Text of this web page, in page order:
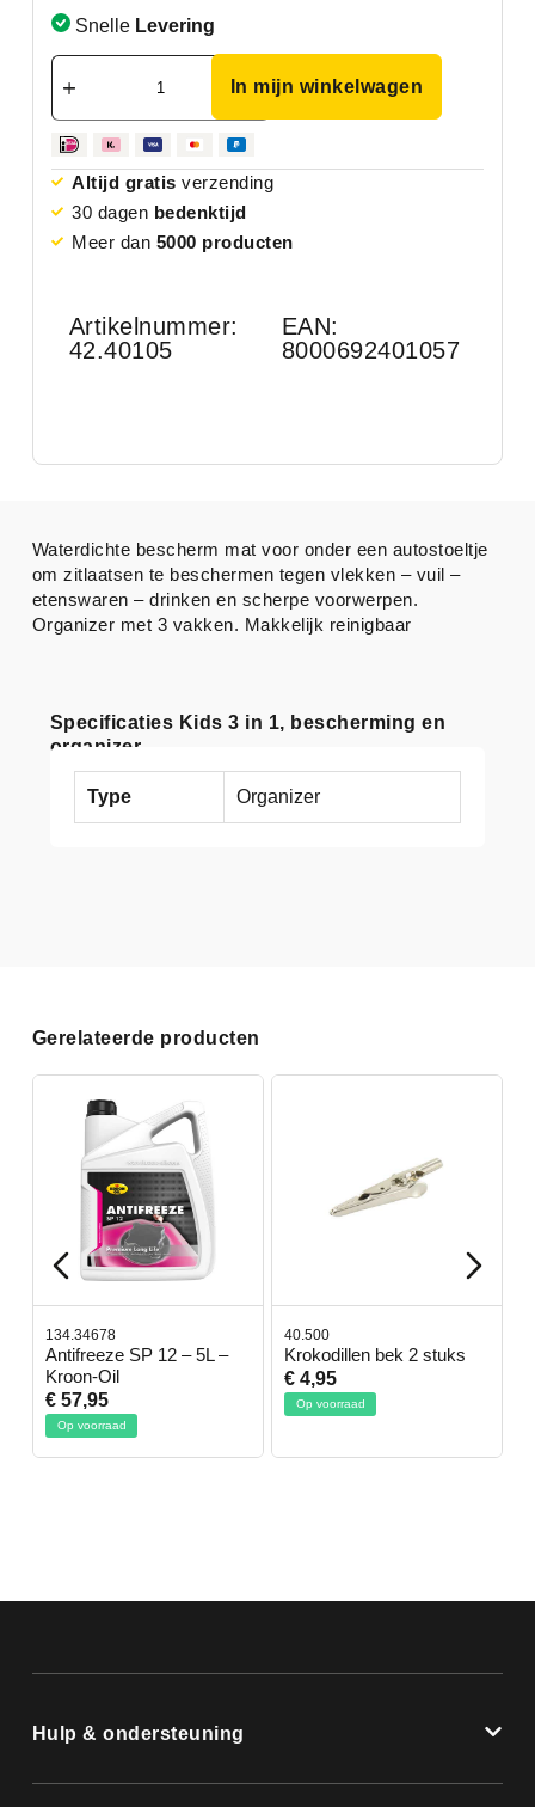
Snelle Levering
In mijn winkelwagen
Altijd gratis verzending
30 dagen bedenktijd
Meer dan 5000 producten
Artikelnummer:
42.40105
EAN:
8000692401057
Specificaties Kids 3 in 1, bescherming en
organizer
Type Organizer
Waterdichte bescherm mat voor onder een autostoeltje
om zitlaatsen te beschermen tegen vlekken – vuil –
etenswaren – drinken en scherpe voorwerpen.
Organizer met 3 vakken. Makkelijk reinigbaar
Gerelateerde producten
134.34678
Antifreeze SP 12 – 5L –
Kroon-Oil
€ 57,95
Op voorraad
40.500
Krokodillen bek 2 stuks
€ 4,95
Op voorraad
Hulp & ondersteuning